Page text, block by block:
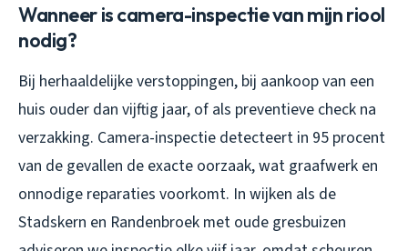
Wanneer is camera-inspectie van mijn riool
nodig?
Bij herhaaldelijke verstoppingen, bij aankoop van een
huis ouder dan vijftig jaar, of als preventieve check na
verzakking. Camera-inspectie detecteert in 95 procent
van de gevallen de exacte oorzaak, wat graafwerk en
onnodige reparaties voorkomt. In wijken als de
Stadskern en Randenbroek met oude gresbuizen